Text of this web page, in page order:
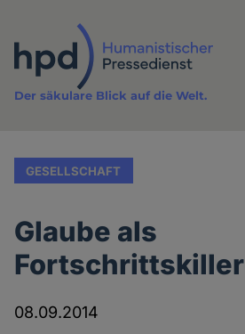
Inhalt
Der säkulare Blick auf die Welt.
GESELLSCHAFT
Glaube als
Fortschrittskiller
08.09.2014